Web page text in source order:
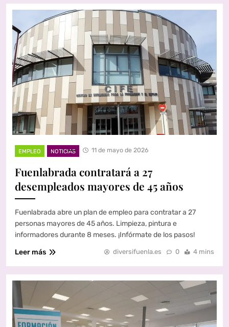
EMPLEO NOTICIAS 11 de mayo de 2026
Fuenlabrada contratará a 27
desempleados mayores de 45 años
Fuenlabrada abre un plan de empleo para contratar a 27
personas mayores de 45 años. Limpieza, pintura e
informadores durante 8 meses. ¡Infórmate de los pasos!
Leer más
diversifuenla.es 0 4 mins